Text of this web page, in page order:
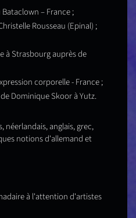
– France ;
Rousseau (Epinal) ;
à Strasbourg auprès de
corporelle - France ;
Dominique Skoor à Yutz.
néerlandais, anglais, grec,
notions d'allemand et
à l'attention d'artistes